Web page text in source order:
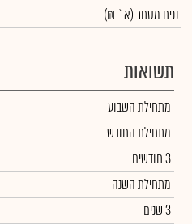
נפח מסחר(א` ₪)
תשואות
מתחילת השבוע
מתחילת החודש
3 חודשים
מתחילת השנה
3 שנים